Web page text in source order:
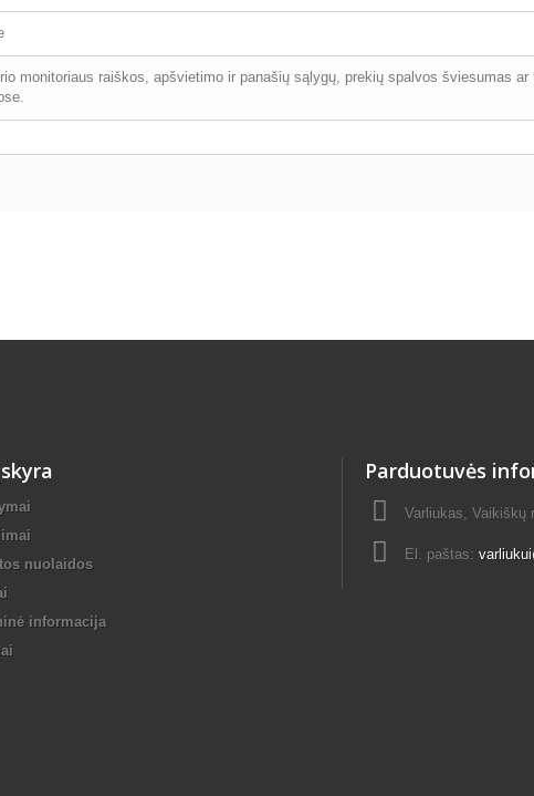
monitoriaus raiškos, apšvietimo ir panašių sąlygų, prekių spalvos šviesumas
nuolaidos
informacija
Parduotuvės
Varliukas, Vaikiškų
El. paštas: